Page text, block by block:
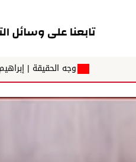
الحقيقة | إبراهيم شقلاوي الكهرباء...